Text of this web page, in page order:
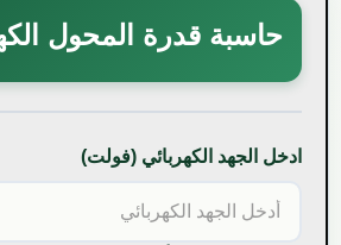
حاسبة قدرة المحول
ادخل الجهد الكهربائي (فولت)